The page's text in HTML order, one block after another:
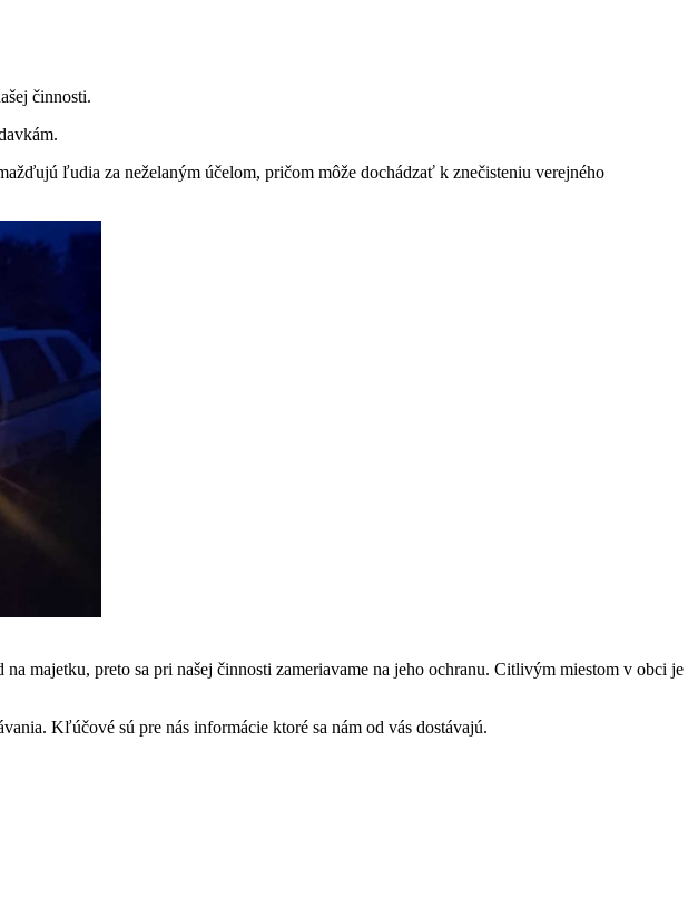
činnosti.
ľudia za neželaným účelom, pričom môže dochádzať k znečisteniu verejného
majetku, preto sa pri našej činnosti zameriavame na jeho ochranu. Citlivým miestom v obci je
Kľúčové sú pre nás informácie ktoré sa nám od vás dostávajú.